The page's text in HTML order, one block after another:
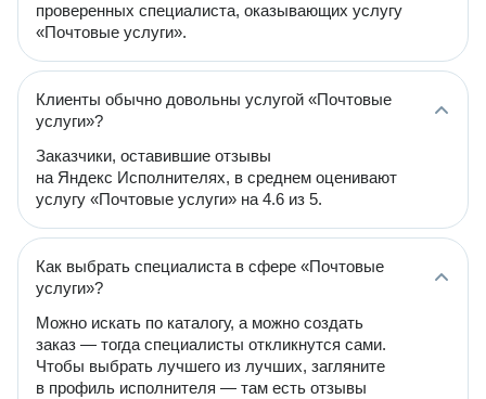
проверенных специалиста, оказывающих услугу
«Почтовые услуги».
Клиенты обычно довольны услугой «Почтовые
услуги»?
Заказчики, оставившие отзывы
на Яндекс Исполнителях, в среднем оценивают
услугу «Почтовые услуги» на 4.6 из 5.
Как выбрать специалиста в сфере «Почтовые
услуги»?
Можно искать по каталогу, а можно создать
заказ — тогда специалисты откликнутся сами.
Чтобы выбрать лучшего из лучших, загляните
в профиль исполнителя — там есть отзывы